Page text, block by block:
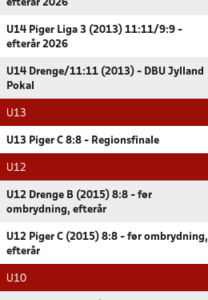
efterår 2026
U14 Piger Liga 3 (2013) 11:11/9:9 -
efterår 2026
U14 Drenge/11:11 (2013) - DBU Jylland
Pokal
U13
U13 Piger C 8:8 - Regionsfinale
U12
U12 Drenge B (2015) 8:8 - før
ombrydning, efterår
U12 Piger C (2015) 8:8 - før ombrydning,
efterår
U10